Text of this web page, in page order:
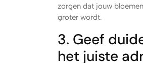
zorgen dat jouw
groter wordt.
3. Geef
het juiste